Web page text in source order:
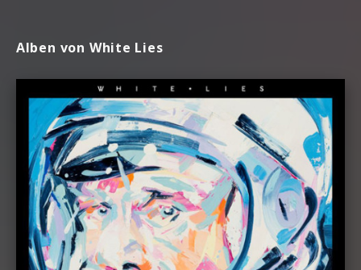
Alben von White Lies